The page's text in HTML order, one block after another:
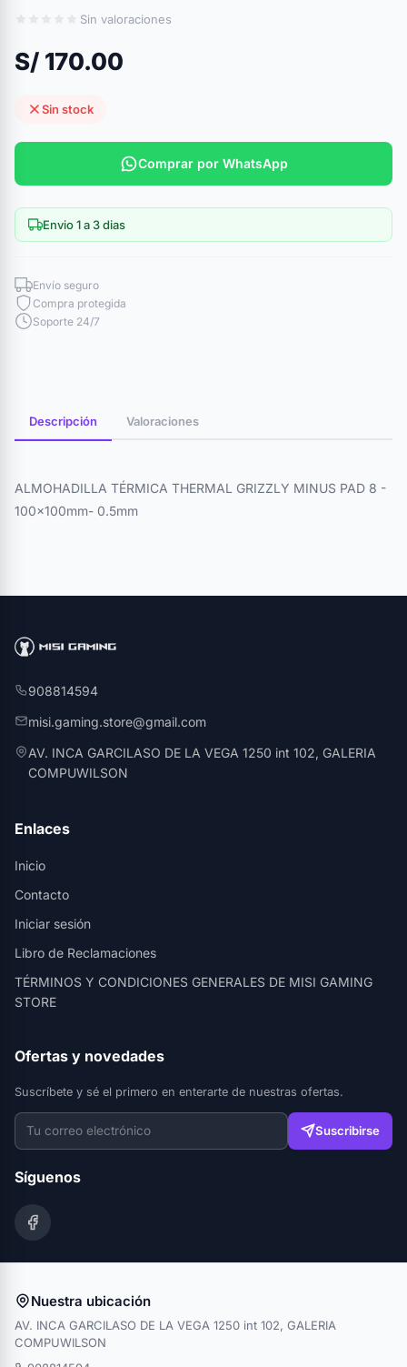
Sin valoraciones
S/ 170.00
Sin stock
Comprar por WhatsApp
Envio 1 a 3 dias
Envío seguro
Compra protegida
Soporte 24/7
Descripción Valoraciones
ALMOHADILLA TÉRMICA THERMAL GRIZZLY MINUS PAD 8 -
100x100mm- 0.5mm
908814594
misi.gaming.store@gmail.com
AV. INCA GARCILASO DE LA VEGA 1250 int 102, GALERIA
COMPUWILSON
Enlaces
Inicio
Contacto
Iniciar sesión
Libro de Reclamaciones
TÉRMINOS Y CONDICIONES GENERALES DE MISI GAMING
STORE
Ofertas y novedades
Suscríbete y sé el primero en enterarte de nuestras ofertas.
Suscribirse
Síguenos
Nuestra ubicación
AV. INCA GARCILASO DE LA VEGA 1250 int 102, GALERIA
COMPUWILSON